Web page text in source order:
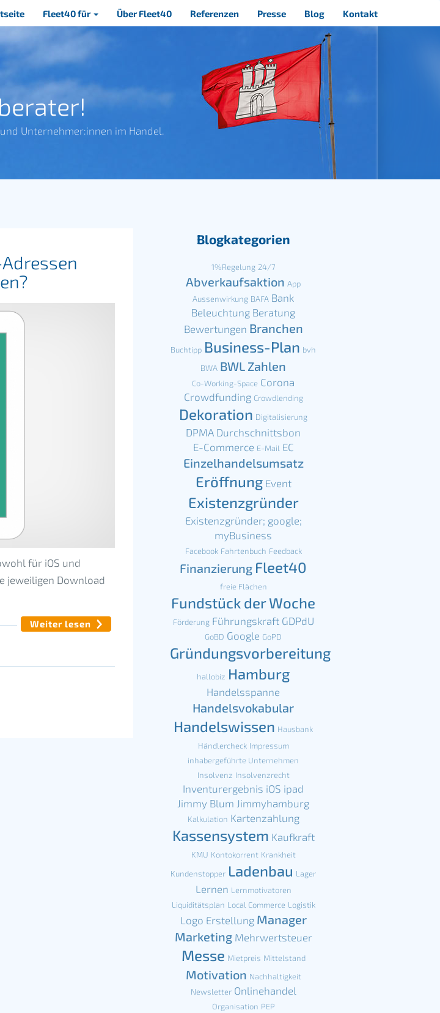
Fleet40 für Über Fleet40 Referenzen Presse Blog Kontakt
Unternehmer:innen im Handel.
für iOS und
jeweiligen Download
Weiter lesen
Blogkategorien
1%Regelung 24/7
Abverkaufsaktion App
Aussenwirkung BAFA Bank
Beleuchtung Beratung
Bewertungen Branchen
Buchtipp Business-Plan bvh
BWA BWL Zahlen
Co-Working-Space Corona
Crowdfunding Crowdlending
Dekoration Digitalisierung
DPMA Durchschnittsbon
E-Commerce E-Mail EC
Einzelhandelsumsatz
Eröffnung Event
Existenzgründer
Existenzgründer; google;
myBusiness
Facebook Fahrtenbuch Feedback
Finanzierung Fleet40
freie Flächen
Fundstück der Woche
Förderung Führungskraft GDPdU
GoBD Google GoPD
Gründungsvorbereitung
hallobiz Hamburg
Handelsspanne
Handelsvokabular
Handelswissen Hausbank
Händlercheck Impressum
inhabergeführte Unternehmen
Insolvenz Insolvenzrecht
Inventurergebnis iOS ipad
Jimmy Blum Jimmyhamburg
Kalkulation Kartenzahlung
Kassensystem Kaufkraft
KMU Kontokorrent Krankheit
Kundenstopper Ladenbau Lager
Lernen Lernmotivatoren
Liquiditätsplan Local Commerce Logistik
Logo Erstellung Manager
Marketing Mehrwertsteuer
Messe Mietpreis Mittelstand
Motivation Nachhaltigkeit
Newsletter Onlinehandel
Organisation PEP